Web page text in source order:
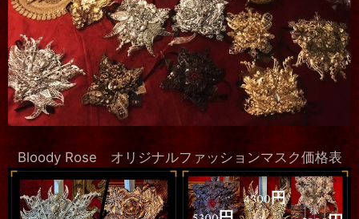
Bloody Rose オリジナルファッションマスク価格表